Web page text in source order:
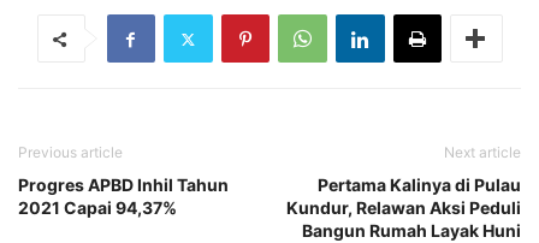
Previous article
Progres APBD Inhil Tahun
2021 Capai 94,37%
Next article
Pertama Kalinya di Pulau
Kundur, Relawan Aksi Peduli
Bangun Rumah Layak Huni